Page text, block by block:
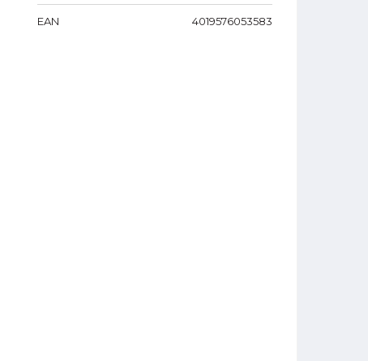
EAN 4019576053583